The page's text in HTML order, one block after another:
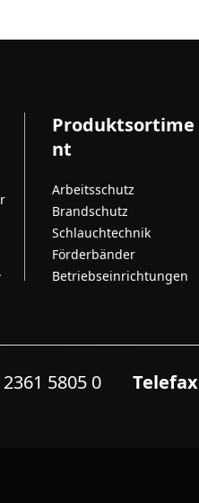
Produktsortime
nt
Arbeitsschutz
Brandschutz
Schlauchtechnik
Förderbänder
Betriebseinrichtungen
5805 0 Telefax